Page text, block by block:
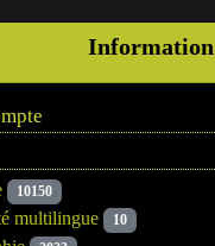
Information
10150
multilingue 10